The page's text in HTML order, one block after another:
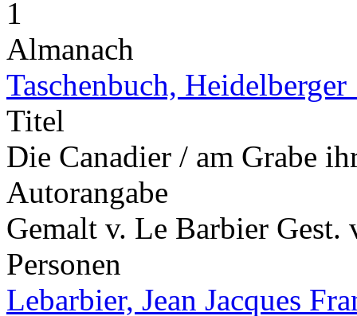
1
Almanach
Taschenbuch, Heidelberger
Titel
Die Canadier / am Grabe
Autorangabe
Gemalt v. Le Barbier Gest.
Personen
Lebarbier, Jean Jacques